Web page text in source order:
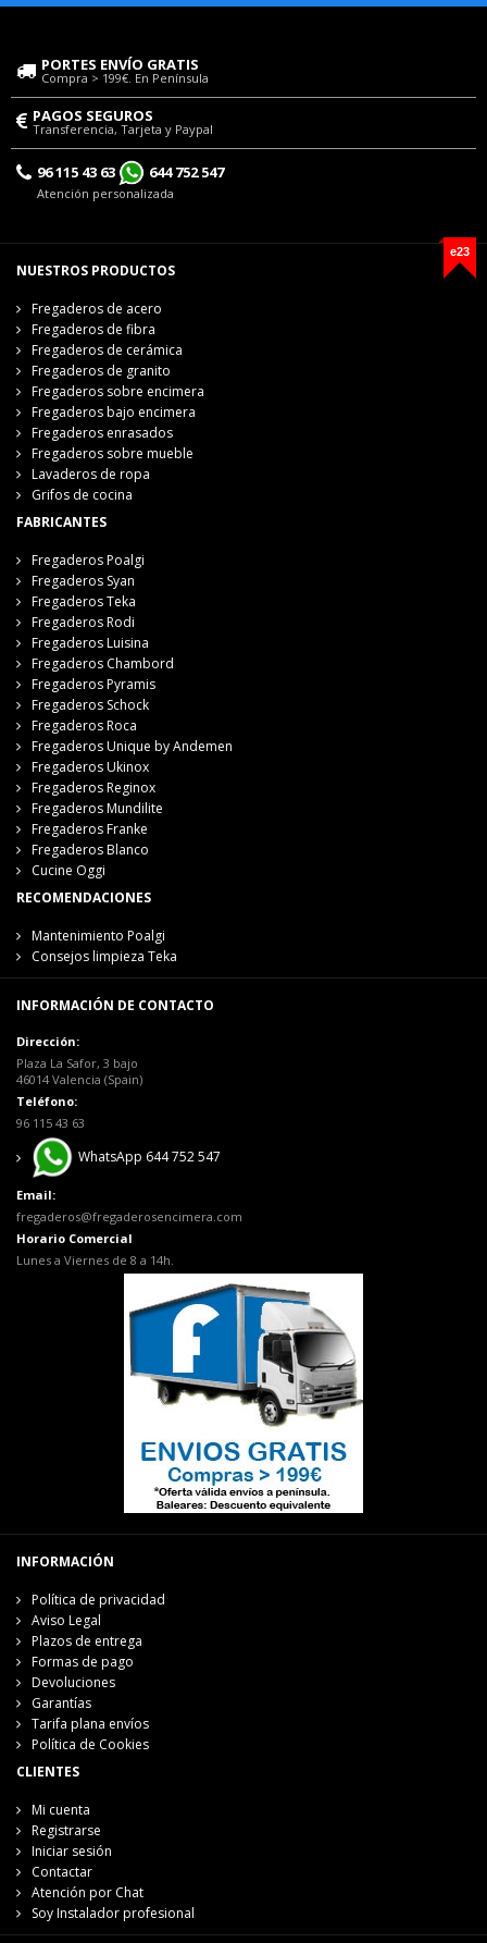
PORTES ENVÍO GRATIS
Compra > 199€. En Península
PAGOS SEGUROS
Transferencia, Tarjeta y Paypal
96 115 43 63 644 752 547
Atención personalizada
e23
NUESTROS PRODUCTOS
Fregaderos de acero
Fregaderos de fibra
Fregaderos de cerámica
Fregaderos de granito
Fregaderos sobre encimera
Fregaderos bajo encimera
Fregaderos enrasados
Fregaderos sobre mueble
Lavaderos de ropa
Grifos de cocina
FABRICANTES
Fregaderos Poalgi
Fregaderos Syan
Fregaderos Teka
Fregaderos Rodi
Fregaderos Luisina
Fregaderos Chambord
Fregaderos Pyramis
Fregaderos Schock
Fregaderos Roca
Fregaderos Unique by Andemen
Fregaderos Ukinox
Fregaderos Reginox
Fregaderos Mundilite
Fregaderos Franke
Fregaderos Blanco
Cucine Oggi
RECOMENDACIONES
Mantenimiento Poalgi
Consejos limpieza Teka
INFORMACIÓN DE CONTACTO
Dirección:
Plaza La Safor, 3 bajo
46014 Valencia (Spain)
Teléfono:
96 115 43 63
WhatsApp 644 752 547
Email:
fregaderos@fregaderosencimera.com
Horario Comercial
Lunes a Viernes de 8 a 14h.
INFORMACIÓN
Política de privacidad
Aviso Legal
Plazos de entrega
Formas de pago
Devoluciones
Garantías
Tarifa plana envíos
Política de Cookies
CLIENTES
Mi cuenta
Registrarse
Iniciar sesión
Contactar
Atención por Chat
Soy Instalador profesional